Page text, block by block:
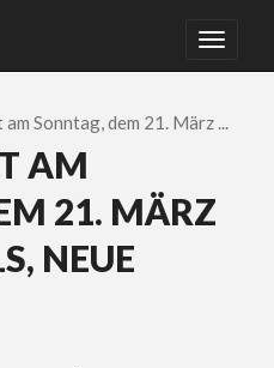
Sonntag, dem 21. März ...
AM
21. MÄRZ
NEUE